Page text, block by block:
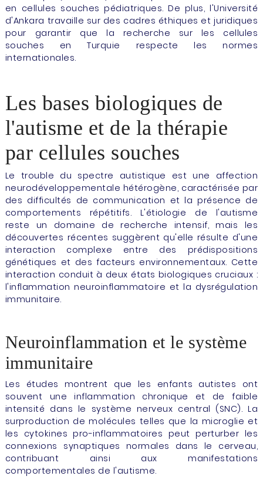
en cellules souches pédiatriques. De plus, l'Université
d'Ankara travaille sur des cadres éthiques et juridiques
pour garantir que la recherche sur les cellules
souches en Turquie respecte les normes
internationales.
Les bases biologiques de
l'autisme et de la thérapie
par cellules souches
Le trouble du spectre autistique est une affection
neurodéveloppementale hétérogène, caractérisée par
des difficultés de communication et la présence de
comportements répétitifs. L'étiologie de l'autisme
reste un domaine de recherche intensif, mais les
découvertes récentes suggèrent qu'elle résulte d'une
interaction complexe entre des prédispositions
génétiques et des facteurs environnementaux. Cette
interaction conduit à deux états biologiques cruciaux :
l'inflammation neuroinflammatoire et la dysrégulation
immunitaire.
Neuroinflammation et le système
immunitaire
Les études montrent que les enfants autistes ont
souvent une inflammation chronique et de faible
intensité dans le système nerveux central (SNC). La
surproduction de molécules telles que la microglie et
les cytokines pro-inflammatoires peut perturber les
connexions synaptiques normales dans le cerveau,
contribuant ainsi aux manifestations
comportementales de l'autisme.